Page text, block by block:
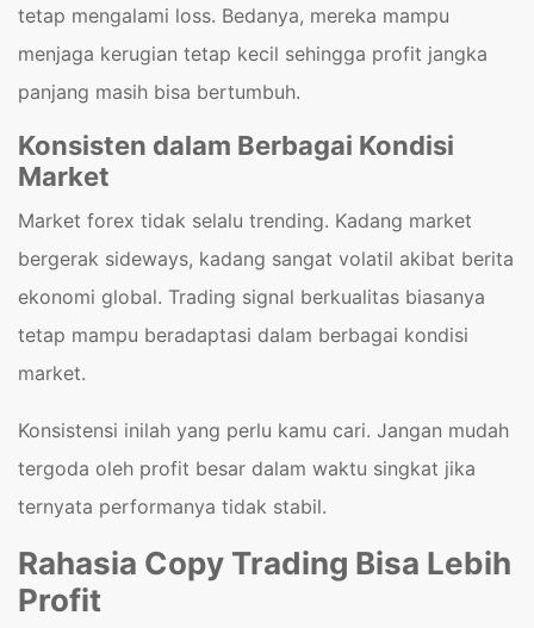
tetap mengalami loss. Bedanya, mereka mampu
menjaga kerugian tetap kecil sehingga profit jangka
panjang masih bisa bertumbuh.
Konsisten dalam Berbagai Kondisi
Market
Market forex tidak selalu trending. Kadang market
bergerak sideways, kadang sangat volatil akibat berita
ekonomi global. Trading signal berkualitas biasanya
tetap mampu beradaptasi dalam berbagai kondisi
market.
Konsistensi inilah yang perlu kamu cari. Jangan mudah
tergoda oleh profit besar dalam waktu singkat jika
ternyata performanya tidak stabil.
Rahasia Copy Trading Bisa Lebih
Profit